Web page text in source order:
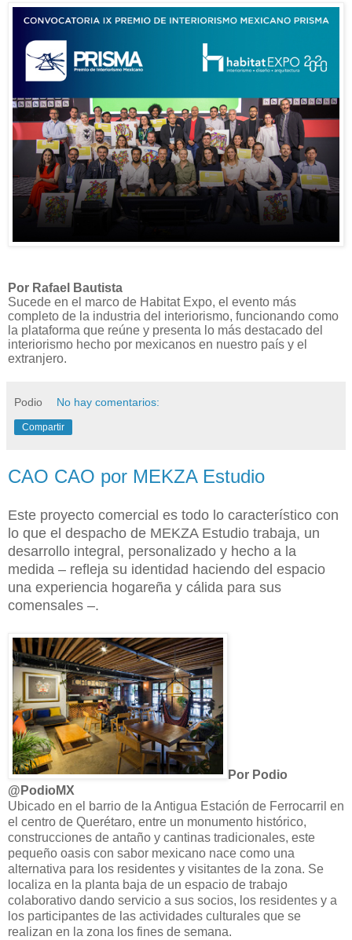
Por Rafael Bautista
Sucede en el marco de Habitat Expo, el evento más
completo de la industria del interiorismo, funcionando como
la plataforma que reúne y presenta lo más destacado del
interiorismo hecho por mexicanos en nuestro país y el
extranjero.
Podio No hay comentarios:
Compartir
CAO CAO por MEKZA Estudio
Este proyecto comercial es todo lo característico con
lo que el despacho de MEKZA Estudio trabaja, un
desarrollo integral, personalizado y hecho a la
medida – refleja su identidad haciendo del espacio
una experiencia hogareña y cálida para sus
comensales –.
Por Podio
@PodioMX
Ubicado en el barrio de la Antigua Estación de Ferrocarril en
el centro de Querétaro, entre un monumento histórico,
construcciones de antaño y cantinas tradicionales, este
pequeño oasis con sabor mexicano nace como una
alternativa para los residentes y visitantes de la zona. Se
localiza en la planta baja de un espacio de trabajo
colaborativo dando servicio a sus socios, los residentes y a
los participantes de las actividades culturales que se
realizan en la zona los fines de semana.